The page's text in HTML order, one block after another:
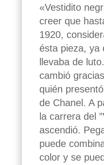
«Vestidito
creer que
1920,
ésta pieza, ya
llevaba de
cambió
quién
de Chanel. A
la carrera del
ascendió.
puede
color y se